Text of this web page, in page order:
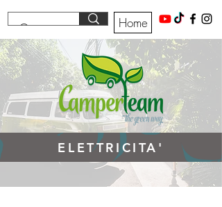
Home
ELETTRICITA'